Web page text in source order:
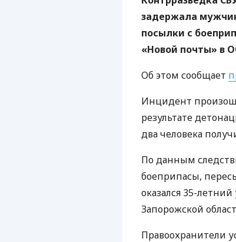
задержала
посылки с
«Новой почты» в
Об этом сообщает
Инцидент
результате
два человека
По данным
боеприпасы,
оказался 35-
Запорожской
Правоохранители